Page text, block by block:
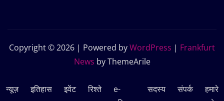
Copyright © 2026 | Powered byWordPress | Frankfurt
News by ThemeArile
न्यूज़ इतिहास इवेंट रिश्ते
e-
सदस्‍य संपर्क
हमारे